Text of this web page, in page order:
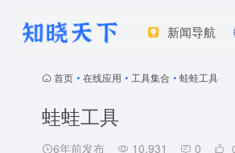
新闻导航
首页 • 在线应用 • 工具集合 • 蛙蛙工具
蛙蛙工具
6年前发布 10,931 0